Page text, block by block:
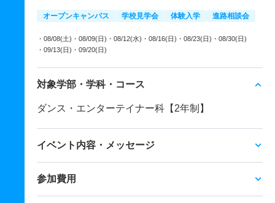
オープンキャンパス 学校見学会 体験入学 進路相談会
・08/08(土) ・08/09(日) ・08/12(水) ・08/16(日) ・08/23(日) ・08/30(日)
・09/13(日) ・09/20(日)
対象学部・学科・コース
ダンス・エンターテイナー科【2年制】
イベント内容・メッセージ
参加費用